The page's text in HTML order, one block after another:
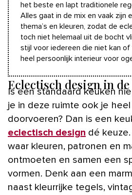
het beste en lapt traditionele
Alles gaat in de mix en vaak zijn
thema’s en kleuren, zodat de
toch niet helemaal uit de bocht
stijl voor iedereen die niet kan of
heel persoonlijk interieur voor
Eclectisch design in de
Is een standaard keuken niets voor jou en wil
je in deze ruimte ook je
doorvoeren? Dan is een
eclectisch design dé
waar kleuren, patronen en
ontmoeten en samen een
vormen. Denk aan een
naast kleurrijke tegels,